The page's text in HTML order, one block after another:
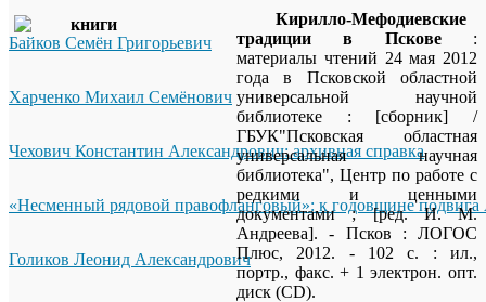
Байков Семён Григорьевич
Харченко Михаил Семёнович
Чехович Константин Александрович: архивная справка
«Несменный рядовой правофланговый»: к годовщине подвига
Голиков Леонид Александрович
Кирилло-Мефодиевские
традиции в Пскове:
материалы чтений 24 мая 2012
года в Псковской областной
универсальной научной
библиотеке : [сборник] /
ГБУК"Псковская областная
универсальная научная
библиотека", Центр по работе с
редкими и ценными
документами ; [ред. И. М.
Андреева]. - Псков : ЛОГОС
Плюс, 2012. - 102 с. : ил.,
портр., факс. + 1 электрон. опт.
диск (CD).